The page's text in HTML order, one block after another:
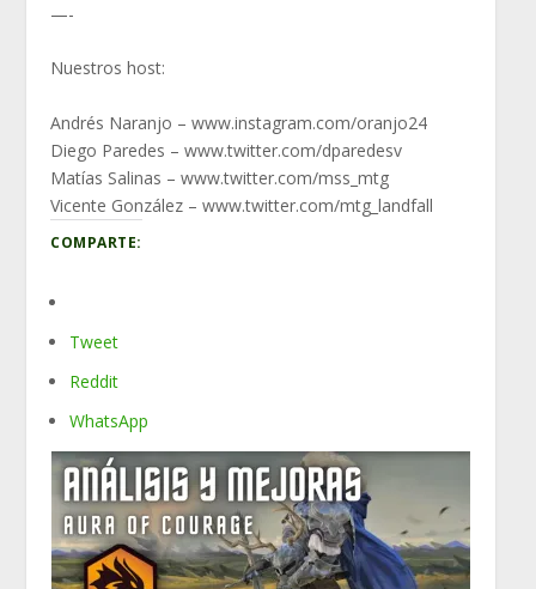
—-
Nuestros host:
Andrés Naranjo – www.instagram.com/oranjo24
Diego Paredes – www.twitter.com/dparedesv
Matías Salinas – www.twitter.com/mss_mtg
Vicente González – www.twitter.com/mtg_landfall
COMPARTE:
Tweet
Reddit
WhatsApp